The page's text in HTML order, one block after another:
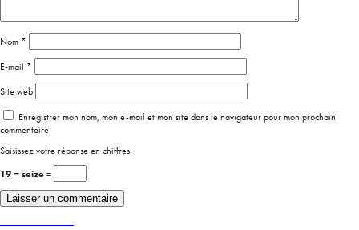
Nom *
E-mail *
Site web
Enregistrer mon nom, mon e-mail et mon site dans le navigateur pour mon prochain
commentaire.
Saisissez votre réponse en chiffres
19 − seize =